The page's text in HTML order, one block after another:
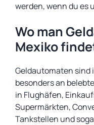
werden, wenn du
Wo man
Mexiko
Geldautomaten sind
besonders an
in Flughäfen,
Supermärkten,
Tankstellen und